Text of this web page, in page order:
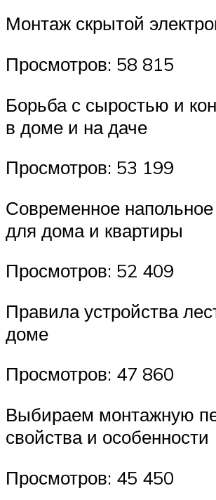
Монтаж скрытой
Просмотров: 58 815
Борьба с сыростью и
в доме и на даче
Просмотров: 53 199
Современное
для дома и квартиры
Просмотров: 52 409
Правила устройства
доме
Просмотров: 47 860
Выбираем монтажную
свойства и особенности
Просмотров: 45 450